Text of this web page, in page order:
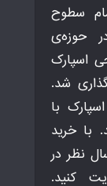
سطوح
حوزه‌ی
اسپارک
شد.
با
با خرید
نظر در
کنید.